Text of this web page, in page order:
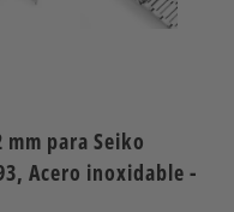
para Seiko
Acero inoxidable -